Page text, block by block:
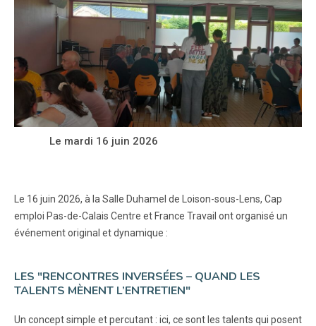
Le mardi 16 juin 2026
Le 16 juin 2026, à la Salle Duhamel de Loison-sous-Lens, Cap
emploi Pas-de-Calais Centre et France Travail ont organisé un
événement original et dynamique :
LES "RENCONTRES INVERSÉES – QUAND LES
TALENTS MÈNENT L’ENTRETIEN"
Un concept simple et percutant : ici, ce sont les talents qui posent